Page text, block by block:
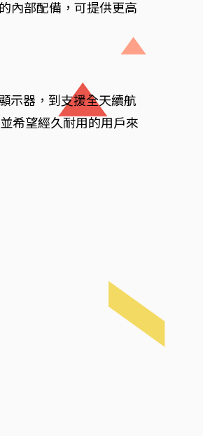
內部配備，可提供更高
示器，到支援全天續航
希望經久耐用的用戶來